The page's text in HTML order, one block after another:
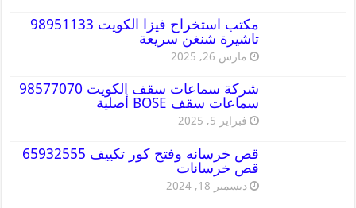
مكتب استخراج فيزا الكويت 98951133
تاشيرة شنغن سريعة
مارس 26, 2025
شركة سماعات سقف الكويت 98577070
سماعات سقف BOSE أصلية
فبراير 5, 2025
قص خرسانه وفتح كور تكييف 65932555
قص خرسانات
ديسمبر 18, 2024